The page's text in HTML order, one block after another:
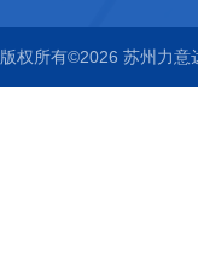
版权所有©2026 苏州力